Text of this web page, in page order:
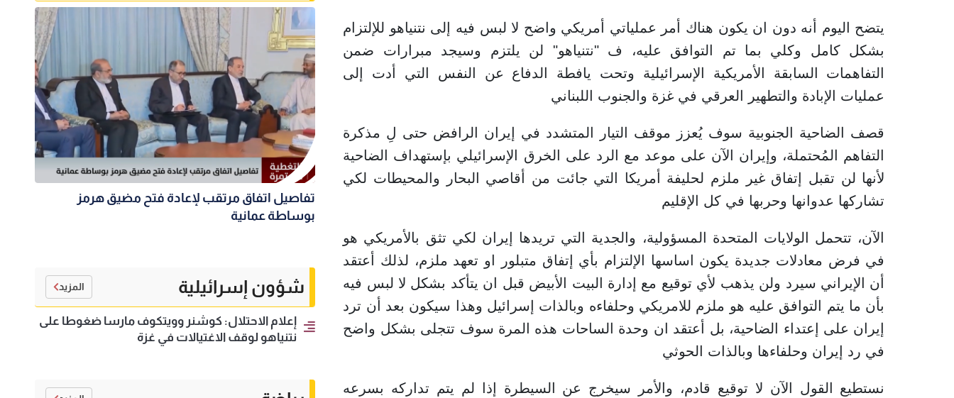
يتضح اليوم أنه دون ان يكون هناك أمر عملياتي أمريكي واضح لا لبس فيه إلى نتنياهو للإلتزام
بشكل كامل وكلي بما تم التوافق عليه، ف "نتنياهو" لن يلتزم وسيجد مبرارات ضمن
التفاهمات السابقة الأمريكية الإسرائيلية وتحت يافطة الدفاع عن النفس التي أدت إلى
عمليات الإبادة والتطهير العرقي في غزة والجنوب اللبناني
قصف الضاحية الجنوبية سوف يُعزز موقف التيار المتشدد في إيران الرافض حتى لِ مذكرة
التفاهم المُحتملة، وإيران الآن على موعد مع الرد على الخرق الإسرائيلي بإستهداف الضاحية
لأنها لن تقبل إتفاق غير ملزم لحليفة أمريكا التي جائت من أقاصي البحار والمحيطات لكي
تشاركها عدوانها وحربها في كل الإقليم
الآن، تتحمل الولايات المتحدة المسؤولية، والجدية التي تريدها إيران لكي تثق بالأمريكي هو
في فرض معادلات جديدة يكون اساسها الإلتزام بأي إتفاق متبلور او تعهد ملزم، لذلك أعتقد
أن الإيراني سيرد ولن يذهب لأي توقيع مع إدارة البيت الأبيض قبل ان يتأكد بشكل لا لبس فيه
بأن ما يتم التوافق عليه هو ملزم للامريكي وحلفاءه وبالذات إسرائيل وهذا سيكون بعد أن ترد
إيران على إعتداء الضاحية، بل أعتقد ان وحدة الساحات هذه المرة سوف تتجلى بشكل واضح
في رد إيران وحلفاءها وبالذات الحوثي
نستطيع القول الآن لا توقيع قادم، والأمر سيخرج عن السيطرة إذا لم يتم تداركه بسرعه
تفاصيل اتفاق مرتقب لإعادة فتح مضيق هرمز
بوساطة عمانية
شؤون إسرائيلية المزيد
إعلام الاحتلال: كوشنر وويتكوف مارسا ضغوطا على
نتنياهو لوقف الاغتيالات في غزة